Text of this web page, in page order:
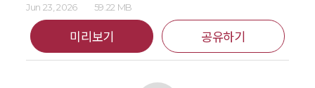
Jun 23, 2026 59.22 MB
미리보기 공유하기